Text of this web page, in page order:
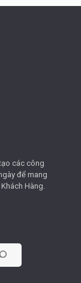
các công
để mang
Hàng.